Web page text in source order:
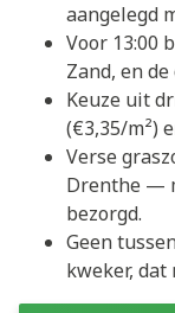
aangelegd
Voor 13:00
Zand, en
Keuze uit
(€3,35/m²)
Verse
Drenthe —
bezorgd.
Geen
kweker, dat